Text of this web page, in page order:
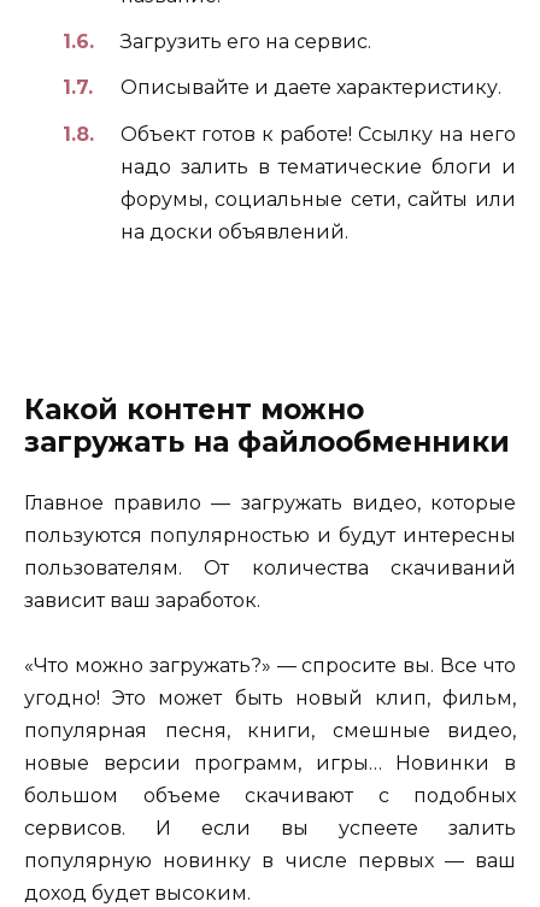
Загрузить его на сервис.
Описывайте и даете характеристику.
Объект готов к работе! Ссылку на него
надо залить в тематические блоги и
форумы, социальные сети, сайты или
на доски объявлений.
Какой контент можно
загружать на файлообменники
Главное правило — загружать видео, которые
пользуются популярностью и будут интересны
пользователям. От количества скачиваний
зависит ваш заработок.
«Что можно загружать?» — спросите вы. Все что
угодно! Это может быть новый клип, фильм,
популярная песня, книги, смешные видео,
новые версии программ, игры… Новинки в
большом объеме скачивают с подобных
сервисов. И если вы успеете залить
популярную новинку в числе первых — ваш
доход будет высоким.